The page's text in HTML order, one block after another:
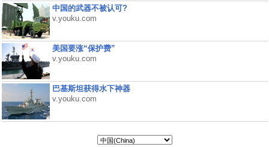
中国的武器不被认可?
v.youku.com
美国要涨“保护费”
v.youku.com
巴基斯坦获得水下神器
v.youku.com